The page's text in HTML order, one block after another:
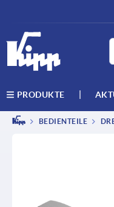
PRODUKTE
BEDIENTEILE